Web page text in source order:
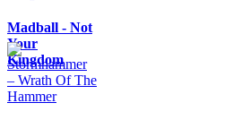
Madball - Not
Your
Kingdom